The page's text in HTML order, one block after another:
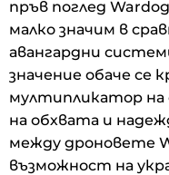
пръв поглед
малко значим в
авангардни
значение обаче се
мултипликатор на
на обхвата и
между дроновете
възможност на